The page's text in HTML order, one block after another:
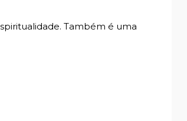
Também é uma